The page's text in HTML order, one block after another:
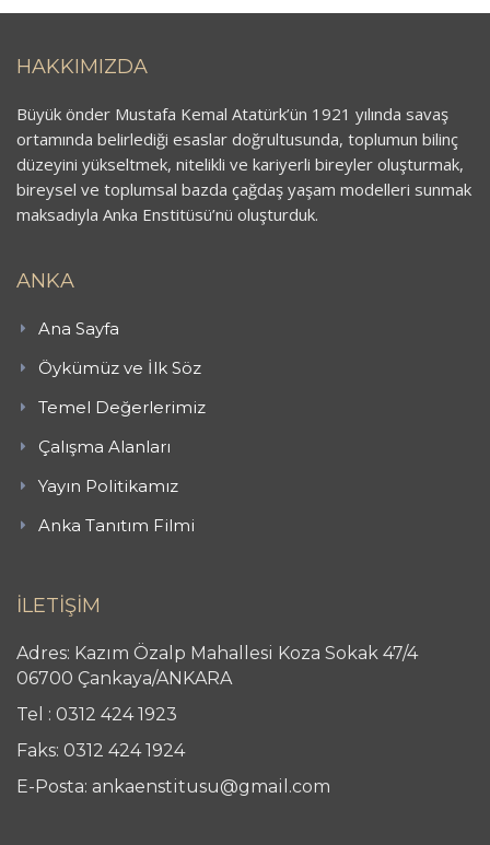
HAKKIMIZDA
Büyük önder Mustafa Kemal Atatürk’ün 1921 yılında savaş
ortamında belirlediği esaslar doğrultusunda, toplumun bilinç
düzeyini yükseltmek, nitelikli ve kariyerli bireyler oluşturmak,
bireysel ve toplumsal bazda çağdaş yaşam modelleri sunmak
maksadıyla Anka Enstitüsü’nü oluşturduk.
ANKA
Ana Sayfa
Öykümüz ve İlk Söz
Temel Değerlerimiz
Çalışma Alanları
Yayın Politikamız
Anka Tanıtım Filmi
İLETİŞİM
Adres: Kazım Özalp Mahallesi Koza Sokak 47/4
06700 Çankaya/ANKARA
Tel : 0312 424 1923
Faks: 0312 424 1924
E-Posta: ankaenstitusu@gmail.com